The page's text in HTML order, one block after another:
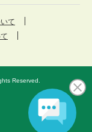
て
Reserved.